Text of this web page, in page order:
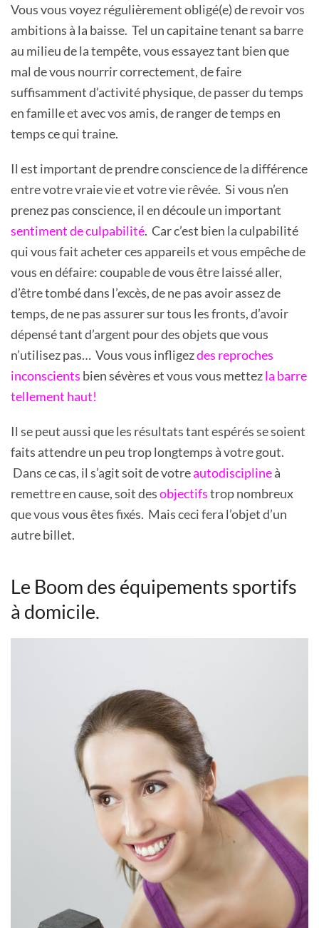
Vous vous voyez régulièrement obligé(e) de revoir vos
ambitions à la baisse. Tel un capitaine tenant sa barre
au milieu de la tempête, vous essayez tant bien que
mal de vous nourrir correctement, de faire
suffisamment d’activité physique, de passer du temps
en famille et avec vos amis, de ranger de temps en
temps ce qui traine.
Il est important de prendre conscience de la différence
entre votre vraie vie et votre vie rêvée. Si vous n’en
prenez pas conscience, il en découle un important
sentiment de culpabilité. Car c’est bien la culpabilité
qui vous fait acheter ces appareils et vous empêche de
vous en défaire: coupable de vous être laissé aller,
d’être tombé dans l’excès, de ne pas avoir assez de
temps, de ne pas assurer sur tous les fronts, d’avoir
dépensé tant d’argent pour des objets que vous
n’utilisez pas… Vous vous infligezdes reproches
inconscients bien sévères et vous vous mettezla barre
tellement haut!
Il se peut aussi que les résultats tant espérés se soient
faits attendre un peu trop longtemps à votre gout.
Dans ce cas, il s’agit soit de votreautodisciplineà
remettre en cause, soit desobjectifstrop nombreux
que vous vous êtes fixés. Mais ceci fera l’objet d’un
autre billet.
Le Boom des équipements sportifs
à domicile.